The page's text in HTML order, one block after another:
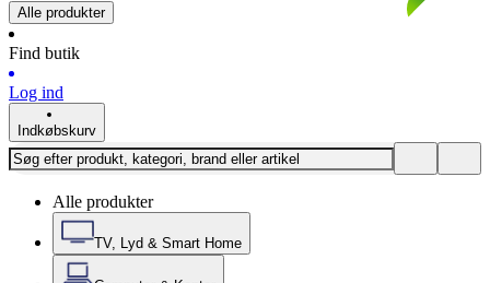
Alle produkter
Find butik
Log ind
Indkøbskurv
Alle produkter
TV, Lyd & Smart Home